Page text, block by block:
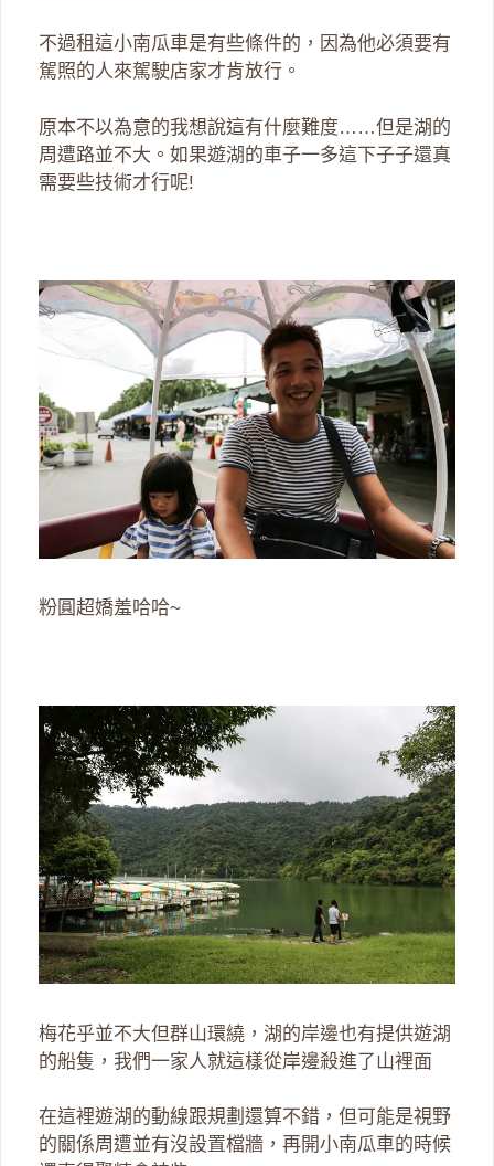
不過租這小南瓜車是有些條件的，因為他必須要有
駕照的人來駕駛店家才肯放行。
原本不以為意的我想說這有什麼難度……但是湖的
周遭路並不大。如果遊湖的車子一多這下子子還真
需要些技術才行呢!
粉圓超嬌羞哈哈~
梅花乎並不大但群山環繞，湖的岸邊也有提供遊湖
的船隻，我們一家人就這樣從岸邊殺進了山裡面
在這裡遊湖的動線跟規劃還算不錯，但可能是視野
的關係周遭並有沒設置檔牆，再開小南瓜車的時候